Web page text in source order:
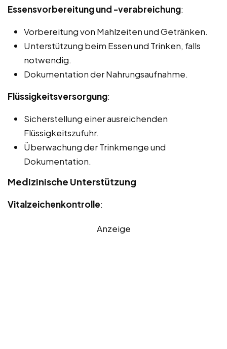
Essensvorbereitung und -verabreichung:
Vorbereitung von Mahlzeiten und Getränken.
Unterstützung beim Essen und Trinken, falls
notwendig.
Dokumentation der Nahrungsaufnahme.
Flüssigkeitsversorgung:
Sicherstellung einer ausreichenden
Flüssigkeitszufuhr.
Überwachung der Trinkmenge und
Dokumentation.
Medizinische Unterstützung
Vitalzeichenkontrolle:
Anzeige